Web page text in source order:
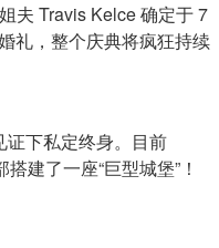
夫 Travis Kelce 确定于 7
礼，整个庆典将疯狂持续
证下私定终身。目前
建了一座“巨型城堡”！